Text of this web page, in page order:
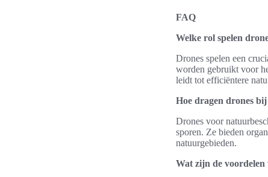
FAQ
Welke rol spelen
Drones spelen een
worden gebruikt voor
leidt tot efficiëntere
Hoe dragen drones
Drones voor
sporen. Ze bieden
natuurgebieden.
Wat zijn de